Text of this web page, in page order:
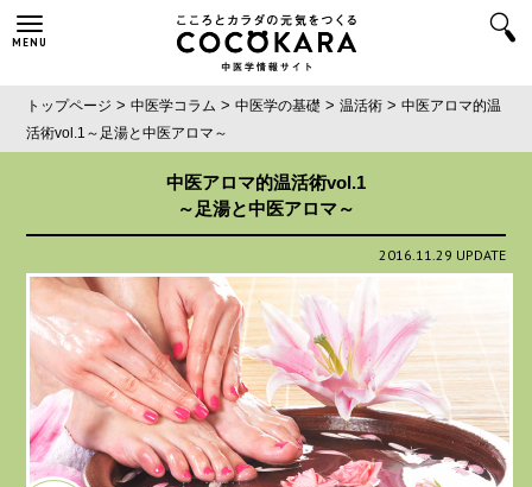
MENU
トップページ >中医学コラム >中医学の基礎 >温活術 >中医アロマ的温
活術vol.1 ～足湯と中医アロマ～
中医アロマ的温活術vol.1
～足湯と中医アロマ～
2016.11.29 UPDATE